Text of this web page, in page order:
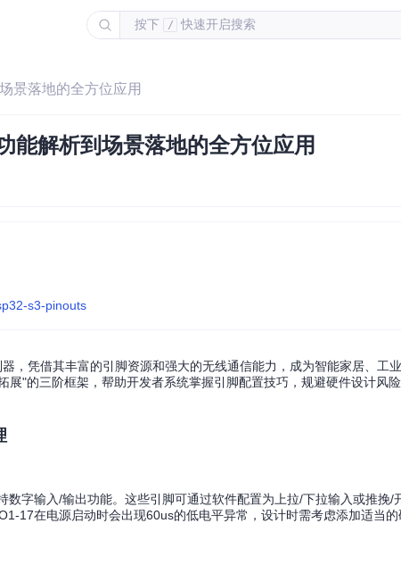
按下 / 快速开启搜索
景落地的全方位应用
能解析到场景落地的全方位应用
s3-pinouts
，凭借其丰富的引脚资源和强大的无线通信能力，成为智能家居、工
"的三阶框架，帮助开发者系统掌握引脚配置技巧，规避硬件设计风
数字输入/输出功能。这些引脚可通过软件配置为上拉/下拉输入或推挽/
17在电源启动时会出现60us的低电平异常，设计时需考虑添加适当的